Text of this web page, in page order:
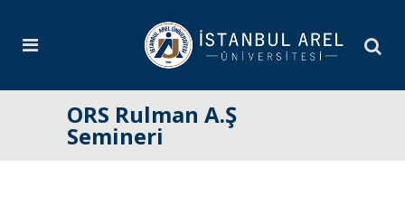
ORS Rulman A.Ş
Semineri